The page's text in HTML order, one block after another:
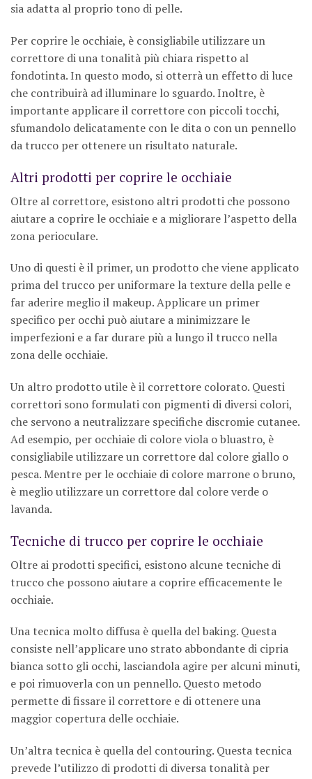
sia adatta al proprio tono di pelle.
Per coprire le occhiaie, è consigliabile utilizzare un
correttore di una tonalità più chiara rispetto al
fondotinta. In questo modo, si otterrà un effetto di luce
che contribuirà ad illuminare lo sguardo. Inoltre, è
importante applicare il correttore con piccoli tocchi,
sfumandolo delicatamente con le dita o con un pennello
da trucco per ottenere un risultato naturale.
Altri prodotti per coprire le occhiaie
Oltre al correttore, esistono altri prodotti che possono
aiutare a coprire le occhiaie e a migliorare l’aspetto della
zona perioculare.
Uno di questi è il primer, un prodotto che viene applicato
prima del trucco per uniformare la texture della pelle e
far aderire meglio il makeup. Applicare un primer
specifico per occhi può aiutare a minimizzare le
imperfezioni e a far durare più a lungo il trucco nella
zona delle occhiaie.
Un altro prodotto utile è il correttore colorato. Questi
correttori sono formulati con pigmenti di diversi colori,
che servono a neutralizzare specifiche discromie cutanee.
Ad esempio, per occhiaie di colore viola o bluastro, è
consigliabile utilizzare un correttore dal colore giallo o
pesca. Mentre per le occhiaie di colore marrone o bruno,
è meglio utilizzare un correttore dal colore verde o
lavanda.
Tecniche di trucco per coprire le occhiaie
Oltre ai prodotti specifici, esistono alcune tecniche di
trucco che possono aiutare a coprire efficacemente le
occhiaie.
Una tecnica molto diffusa è quella del baking. Questa
consiste nell’applicare uno strato abbondante di cipria
bianca sotto gli occhi, lasciandola agire per alcuni minuti,
e poi rimuoverla con un pennello. Questo metodo
permette di fissare il correttore e di ottenere una
maggior copertura delle occhiaie.
Un’altra tecnica è quella del contouring. Questa tecnica
prevede l’utilizzo di prodotti di diversa tonalità per